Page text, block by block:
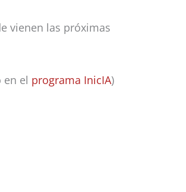
vienen las próximas
en el programa InicIA)